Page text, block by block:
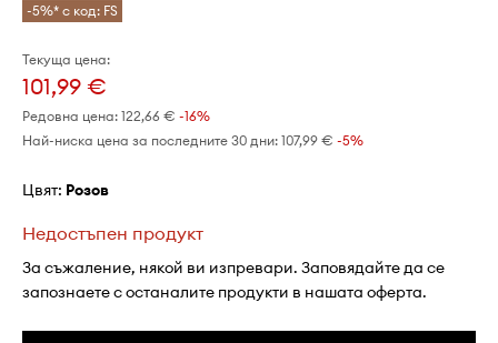
-5%* с код: FS
Текуща цена:
101,99 €
Редовна цена: 122,66 € -16%
Най-ниска цена за последните 30 дни: 107,99 € -5%
Цвят: розов
Недостъпен продукт
За съжаление, някой ви изпревари. Заповядайте да се
запознаете с останалите продукти в нашата оферта.